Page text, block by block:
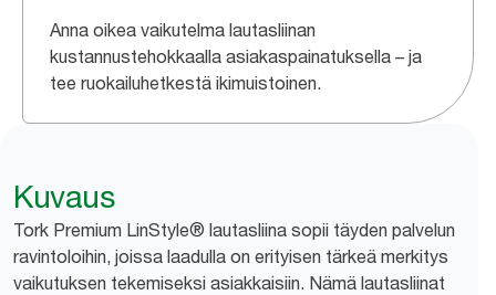
Anna oikea vaikutelma lautasliinan
kustannustehokkaalla asiakaspainatuksella – ja
tee ruokailuhetkestä ikimuistoinen.
Kuvaus
Tork Premium LinStyle® lautasliina sopii täyden palvelun
ravintoloihin, joissa laadulla on erityisen tärkeä merkitys
vaikutuksen tekemiseksi asiakkaisiin. Nämä lautasliinat